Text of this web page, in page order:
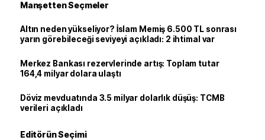
Manşetten Seçmeler
Altın neden yükseliyor? İslam Memiş 6.500 TL sonrası
yarın görebileceği seviyeyi açıkladı: 2 ihtimal var
Merkez Bankası rezervlerinde artış: Toplam tutar
164,4 milyar dolara ulaştı
Döviz mevduatında 3.5 milyar dolarlık düşüş: TCMB
verileri açıkladı
Editörün Seçimi